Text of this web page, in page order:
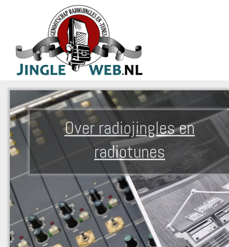
Over radiojingles en
radiotunes